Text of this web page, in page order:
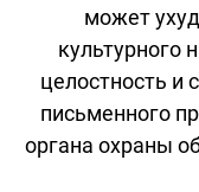
может
культурного
целостность и
письменного
органа охраны